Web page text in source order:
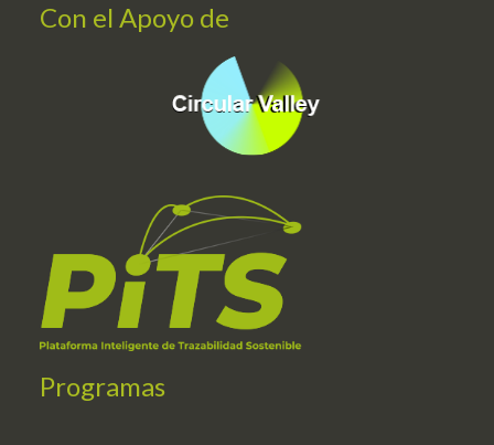
Con el Apoyo de
Programas